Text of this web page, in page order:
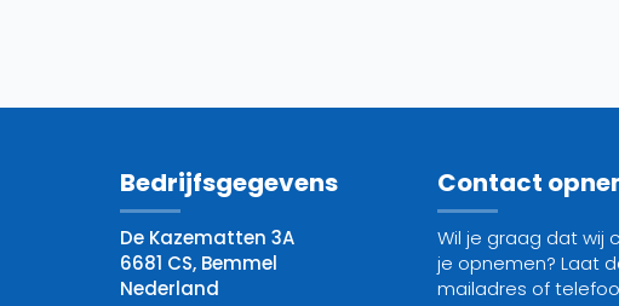
Bedrijfsgegevens
De Kazematten 3A
6681 CS, Bemmel
Nederland
Contact
Wil je graag dat wij
je opnemen? Laat
mailadres of